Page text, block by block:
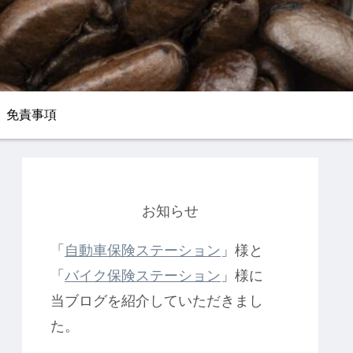
免責事項
お知らせ
「 自動車保険ステーション 」様と
「 バイク保険ステーション 」様に
当ブログを紹介していただきまし
た。